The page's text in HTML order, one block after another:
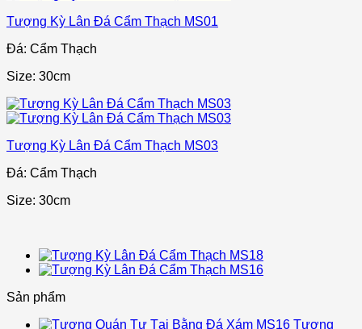
Tượng Kỳ Lân Đá Cẩm Thạch MS01
Đá: Cẩm Thạch
Size: 30cm
Tượng Kỳ Lân Đá Cẩm Thạch MS03
Đá: Cẩm Thạch
Size: 30cm
Sản phẩm
Tượng